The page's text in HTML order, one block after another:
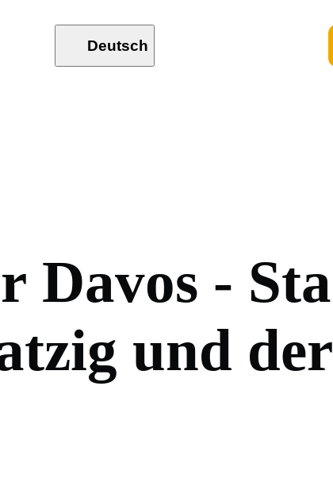
Deutsch
r Davos - Sta
tzig und der